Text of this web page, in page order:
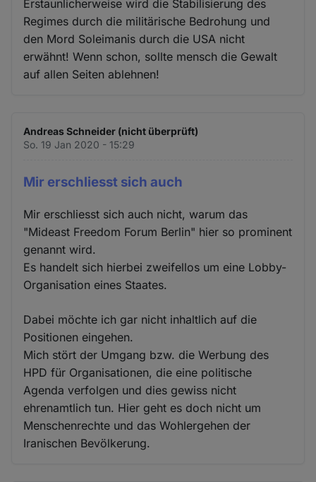
Erstaunlicherweise wird die Stabilisierung des
Regimes durch die militärische Bedrohung und
den Mord Soleimanis durch die USA nicht
erwähnt! Wenn schon, sollte mensch die Gewalt
auf allen Seiten ablehnen!
Andreas Schneider (nicht überprüft)
So. 19 Jan 2020 - 15:29
Mir erschliesst sich auch
Mir erschliesst sich auch nicht, warum das
"Mideast Freedom Forum Berlin" hier so prominent
genannt wird.
Es handelt sich hierbei zweifellos um eine Lobby-
Organisation eines Staates.
Dabei möchte ich gar nicht inhaltlich auf die
Positionen eingehen.
Mich stört der Umgang bzw. die Werbung des
HPD für Organisationen, die eine politische
Agenda verfolgen und dies gewiss nicht
ehrenamtlich tun. Hier geht es doch nicht um
Menschenrechte und das Wohlergehen der
Iranischen Bevölkerung.